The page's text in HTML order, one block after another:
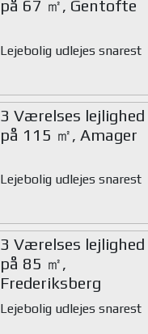
på 67 ㎡, Gentofte
Lejebolig udlejes snarest
3 Værelses lejlighed
på 115 ㎡, Amager
Lejebolig udlejes snarest
3 Værelses lejlighed
på 85 ㎡,
Frederiksberg
Lejebolig udlejes snarest